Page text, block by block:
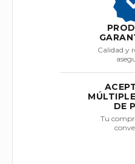
Calidad y
DE
Tu